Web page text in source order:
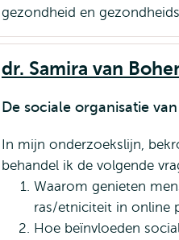
gezondheid en
dr. Samira van
De sociale organisatie
In mijn onderzoekslijn,
behandel ik de volgende
Waarom genieten
ras/etniciteit in online
Hoe beïnvloeden